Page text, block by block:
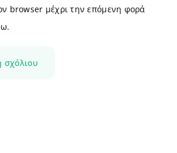
browser μέχρι την επόμενη φορά